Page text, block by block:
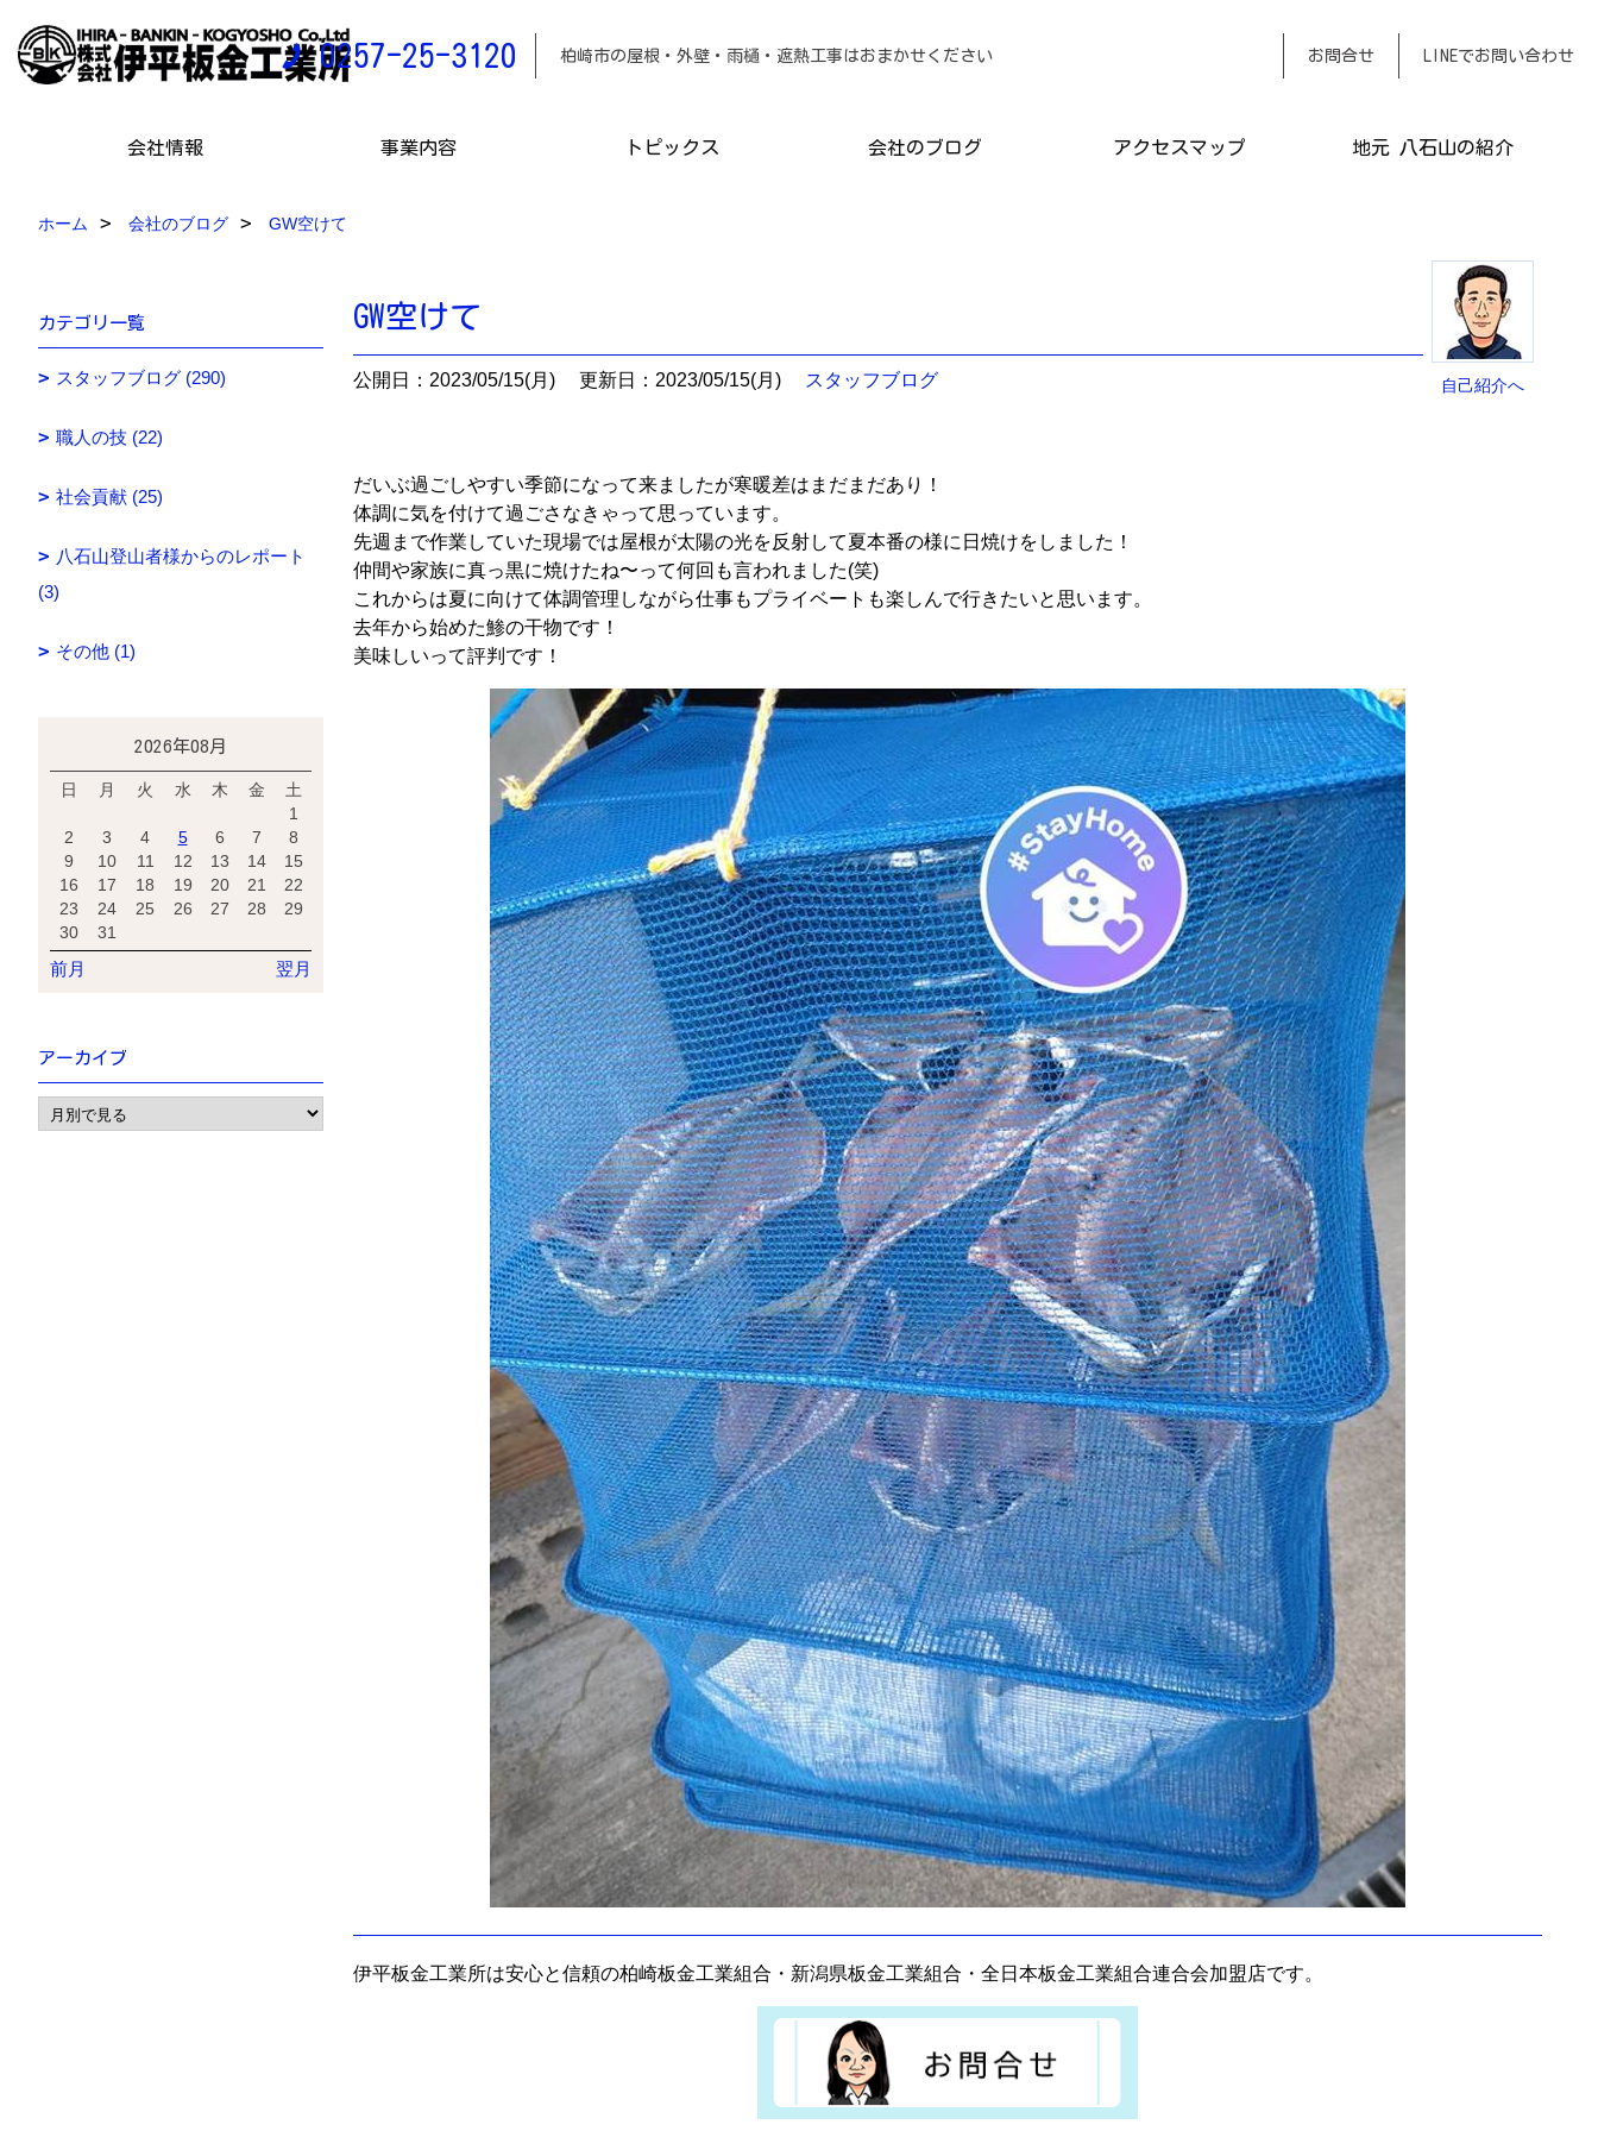
0257-25-3120 柏崎市の屋根・外壁・雨樋・遮熱工事はおまかせください お問合せ LINEでお問い合わせ
会社情報 事業内容 トピックス 会社のブログ アクセスマップ 地元 八石山の紹介
ホーム 会社のブログ GW空けて
自己紹介へ
GW空けて
公開日：2023/05/15(月) 更新日：2023/05/15(月) スタッフブログ
だいぶ過ごしやすい季節になって来ましたが寒暖差はまだまだあり！
体調に気を付けて過ごさなきゃって思っています。
先週まで作業していた現場では屋根が太陽の光を反射して夏本番の様に日焼けをしました！
仲間や家族に真っ黒に焼けたね〜って何回も言われました(笑)
これからは夏に向けて体調管理しながら仕事もプライベートも楽しんで行きたいと思います。
去年から始めた鯵の干物です！
美味しいって評判です！
伊平板金工業所は安心と信頼の柏崎板金工業組合・新潟県板金工業組合・全日本板金工業組合連合会加盟店です。
カテゴリ一覧
スタッフブログ (290)
職人の技 (22)
社会貢献 (25)
八石山登山者様からのレポート
(3)
その他 (1)
2026年08月
日 月 火 水 木 金
土
1
2
3 4 5 6 7
8
9
10 11 12 13 14
15
16
17 18 19 20 21
22
23
24 25 26 27 28
29
30
31
前月 翌月
アーカイブ